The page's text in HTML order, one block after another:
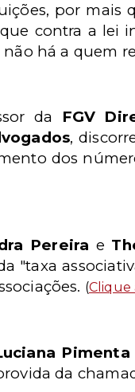
por mais
contra a lei
há a quem
da FGV
,
dos
Pereira e
"taxa
(Clique
Pimenta
da